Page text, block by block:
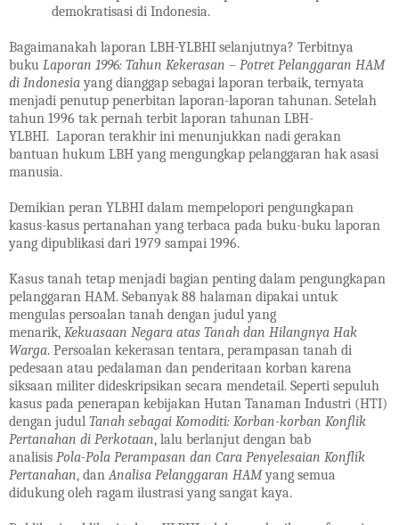
demokratisasi di Indonesia.
Bagaimanakah laporan LBH-YLBHI selanjutnya? Terbitnya
buku Laporan 1996: Tahun Kekerasan – Potret Pelanggaran HAM
di Indonesiayang dianggap sebagai laporan terbaik, ternyata
menjadi penutup penerbitan laporan-laporan tahunan. Setelah
tahun 1996 tak pernah terbit laporan tahunan LBH-
YLBHI. Laporan terakhir ini menunjukkan nadi gerakan
bantuan hukum LBH yang mengungkap pelanggaran hak asasi
manusia.
Demikian peran YLBHI dalam mempelopori pengungkapan
kasus-kasus pertanahan yang terbaca pada buku-buku laporan
yang dipublikasi dari 1979 sampai 1996.
Kasus tanah tetap menjadi bagian penting dalam pengungkapan
pelanggaran HAM. Sebanyak 88 halaman dipakai untuk
mengulas persoalan tanah dengan judul yang
menarik, Kekuasaan Negara atas Tanah dan Hilangnya Hak
Warga. Persoalan kekerasan tentara, perampasan tanah di
pedesaan atau pedalaman dan penderitaan korban karena
siksaan militer dideskripsikan secara mendetail. Seperti sepuluh
kasus pada penerapan kebijakan Hutan Tanaman Industri (HTI)
dengan judul Tanah sebagai Komoditi: Korban-korban Konflik
Pertanahan di Perkotaan, lalu berlanjut dengan bab
analisis Pola-Pola Perampasan dan Cara Penyelesaian Konflik
Pertanahan, danAnalisa Pelanggaran HAMyang semua
didukung oleh ragam ilustrasi yang sangat kaya.